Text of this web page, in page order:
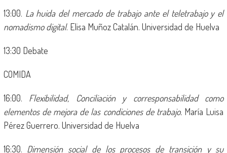
13:00. La huida del mercado de trabajo ante el teletrabajo y el
nomadismo digital. Elisa Muñoz Catalán. Universidad de Huelva
13:30 Debate
COMIDA
16:00. Flexibilidad, Conciliación y corresponsabilidad como
elementos de mejora de las condiciones de trabajo.María Luisa
Pérez Guerrero. Universidad de Huelva
16:30. Dimensión social de los procesos de transición y su